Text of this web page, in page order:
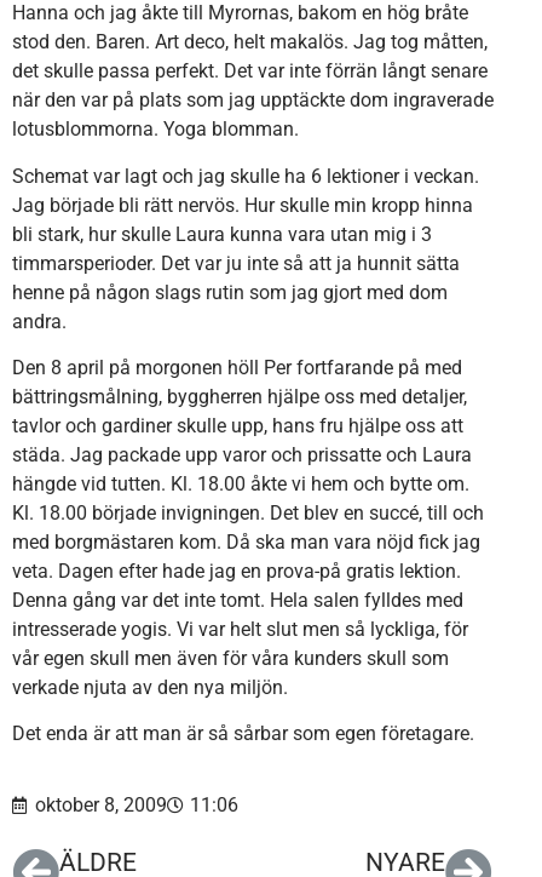
Hanna och jag åkte till Myrornas, bakom en hög bråte
stod den. Baren. Art deco, helt makalös. Jag tog måtten,
det skulle passa perfekt. Det var inte förrän långt senare
när den var på plats som jag upptäckte dom ingraverade
lotusblommorna. Yoga blomman.
Schemat var lagt och jag skulle ha 6 lektioner i veckan.
Jag började bli rätt nervös. Hur skulle min kropp hinna
bli stark, hur skulle Laura kunna vara utan mig i 3
timmarsperioder. Det var ju inte så att ja hunnit sätta
henne på någon slags rutin som jag gjort med dom
andra.
Den 8 april på morgonen höll Per fortfarande på med
bättringsmålning, byggherren hjälpe oss med detaljer,
tavlor och gardiner skulle upp, hans fru hjälpe oss att
städa. Jag packade upp varor och prissatte och Laura
hängde vid tutten. Kl. 18.00 åkte vi hem och bytte om.
Kl. 18.00 började invigningen. Det blev en succé, till och
med borgmästaren kom. Då ska man vara nöjd fick jag
veta. Dagen efter hade jag en prova-på gratis lektion.
Denna gång var det inte tomt. Hela salen fylldes med
intresserade yogis. Vi var helt slut men så lyckliga, för
vår egen skull men även för våra kunders skull som
verkade njuta av den nya miljön.
Det enda är att man är så sårbar som egen företagare.
oktober 8, 2009 11:06
ÄLDRE NYARE